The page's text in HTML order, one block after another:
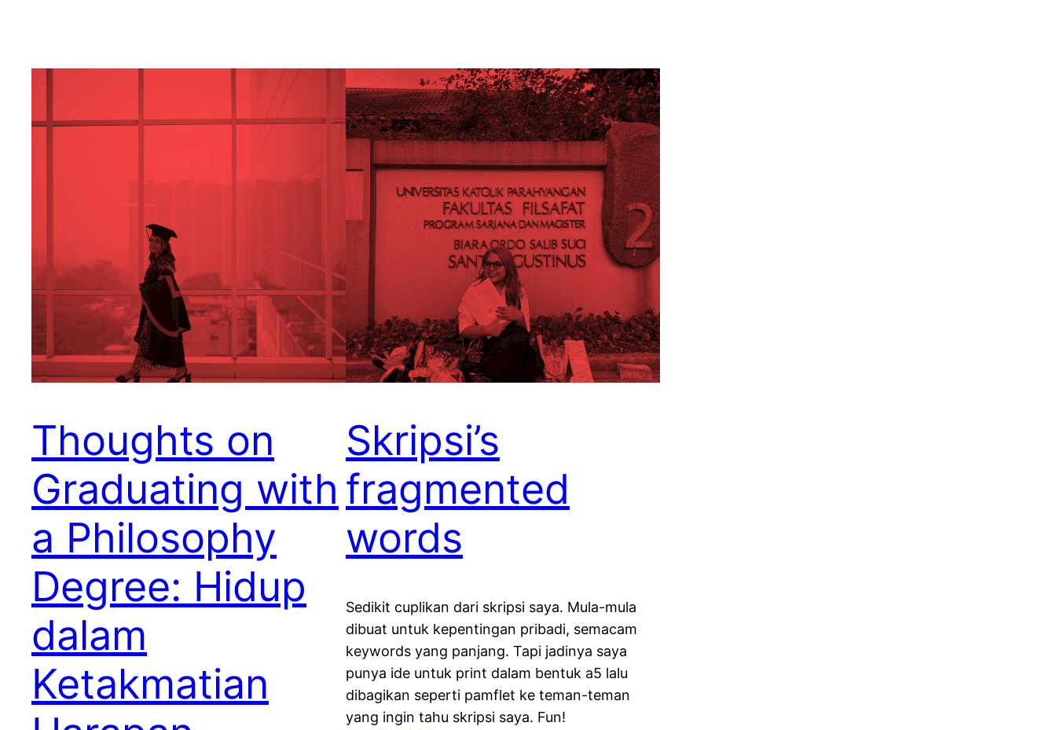
Thoughts on
Graduating with
a Philosophy
Degree: Hidup
dalam
Ketakmatian
Skripsi’s
fragmented
words
Sedikit cuplikan dari skripsi saya. Mula-mula
dibuat untuk kepentingan pribadi, semacam
keywords yang panjang. Tapi jadinya saya
punya ide untuk print dalam bentuk a5 lalu
dibagikan seperti pamflet ke teman-teman
yang ingin tahu skripsi saya. Fun!